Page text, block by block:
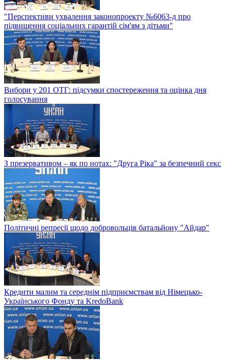
"Перспективи ухвалення законопроекту №6063-д про
підвищення соціальних гарантій сім'ям з дітьми"
Вибори у 201 ОТГ: підсумки спостереження та оцінка дня
голосування
З презервативом – як по нотах: "Друга Ріка" за безпечний секс
Політичні репресії щодо добровольців батальйону "Айдар"
Кредити малим та середнім підприємствам від Німецько-
Українського Фонду та KredoBank